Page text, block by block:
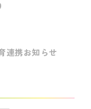
連携お知らせ